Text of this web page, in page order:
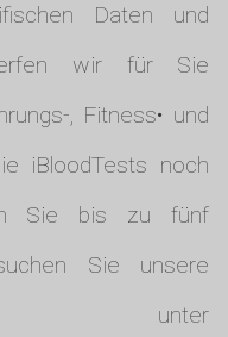
Daten und
wir für Sie
, Fitness• und
iBloodTests noch
Sie bis zu fünf
Sie unsere
unter